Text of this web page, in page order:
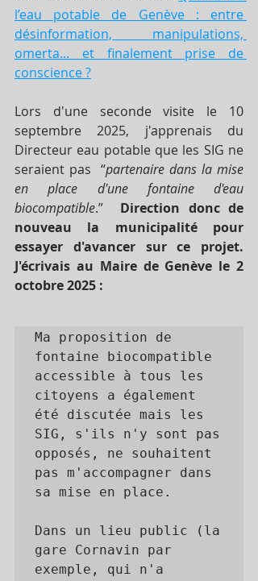
l’eau potable de Genève : entre
désinformation, manipulations,
omerta... et finalement prise de
conscience ?
Lors d'une seconde visite le 10
septembre 2025, j'apprenais du
Directeur eau potable que les SIG ne
seraient pas  “partenaire dans la mise
en place d'une fontaine d'eau
biocompatible.” Direction donc de
nouveau la municipalité pour
essayer d'avancer sur ce projet.
J'écrivais au Maire de Genève le 2
octobre 2025 :
Ma proposition de
fontaine biocompatible
accessible à tous les
citoyens a également
été discutée mais les
SIG, s'ils n'y sont pas
opposés, ne souhaitent
pas m'accompagner dans
sa mise en place.
Dans un lieu public (la
gare Cornavin par
exemple, qui n'a